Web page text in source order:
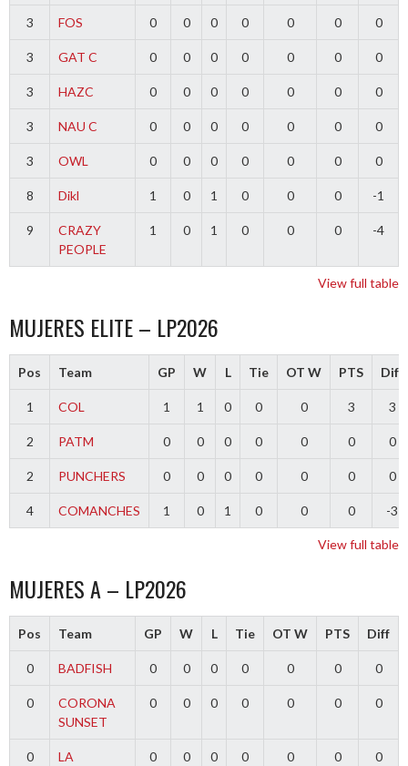
3 FOS 0 0 0 0 0 0 0
3 GAT C 0 0 0 0 0 0 0
3 HAZC 0 0 0 0 0 0 0
3 NAU C 0 0 0 0 0 0 0
3 OWL 0 0 0 0 0 0 0
8 Dikl 1 0 1 0 0 0 -1
9
CRAZY
PEOPLE
1 0 1 0 0 0 -4
View full table
MUJERES ELITE – LP2026
Pos Team GP W L Tie OT W PTS Diff
1 COL 1 1 0 0 0 3 3
2 PATM 0 0 0 0 0 0 0
2 PUNCHERS 0 0 0 0 0 0 0
4 COMANCHES 1 0 1 0 0 0 -3
View full table
MUJERES A – LP2026
Pos Team GP W L Tie OT W PTS Diff
0 BADFISH 0 0 0 0 0 0 0
0
CORONA
SUNSET
0 0 0 0 0 0 0
0
LA
0 0 0 0 0 0 0